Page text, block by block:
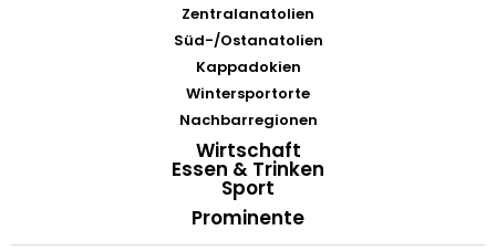
Zentralanatolien
Süd-/Ostanatolien
Kappadokien
Wintersportorte
Nachbarregionen
Wirtschaft
Essen & Trinken
Sport
Prominente